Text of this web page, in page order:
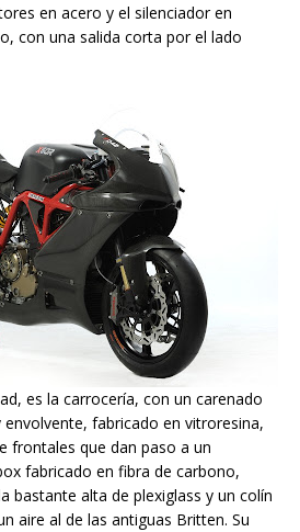
en acero y el silenciador en
con una salida corta por el lado
es la carrocería, con un carenado
fabricado en vitroresina,
frontales que dan paso a un
fabricado en fibra de carbono,
bastante alta de plexiglass y un colín
aire al de las antiguas Britten. Su